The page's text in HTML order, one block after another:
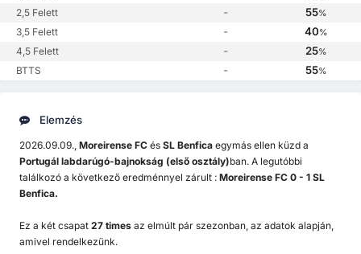
2,5 Felett - 55%
3,5 Felett - 40%
4,5 Felett - 25%
BTTS - 55%
Elemzés
2026.09.09., Moreirense FC és SL Benfica egymás ellen küzd a
Portugál labdarúgó-bajnokság (első osztály)ban. A legutóbbi
találkozó a következő eredménnyel zárult : Moreirense FC 0 - 1 SL
Benfica.
Ez a két csapat 27 times az elmúlt pár szezonban, az adatok alapján,
amivel rendelkezünk.